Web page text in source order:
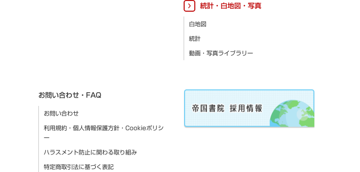
統計・白地図・写真
白地図
統計
動画・写真ライブラリー
お問い合わせ・FAQ
お問い合わせ
利用規約・個人情報保護方針・Cookieポリシ
ー
ハラスメント防止に関わる取り組み
特定商取引法に基づく表記